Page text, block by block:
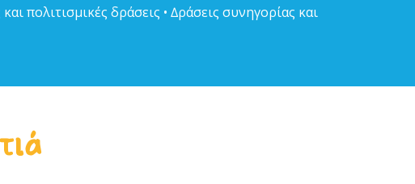
πολιτισµικές δράσεις • ∆ράσεις συνηγορίας και